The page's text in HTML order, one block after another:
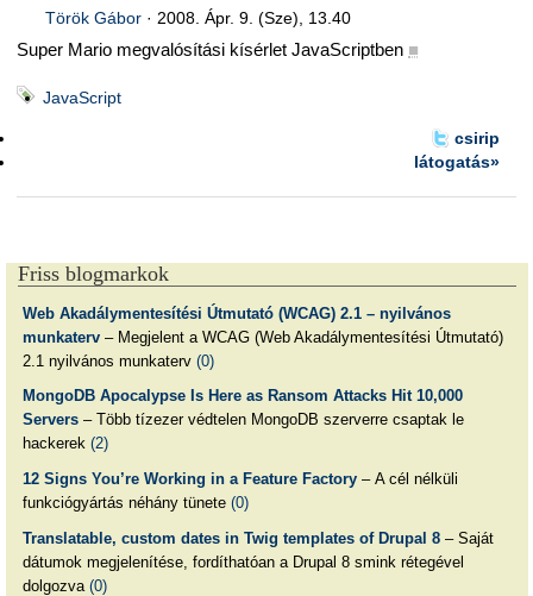
Török Gábor· 2008. Ápr. 9. (Sze), 13.40
Super Mario megvalósítási kísérlet JavaScriptben ■
JavaScript
csirip
látogatás»
Friss blogmarkok
Web Akadálymentesítési Útmutató (WCAG) 2.1 – nyilvános
munkaterv– Megjelent a WCAG (Web Akadálymentesítési Útmutató)
2.1 nyilvános munkaterv (0)
MongoDB Apocalypse Is Here as Ransom Attacks Hit 10,000
Servers– Több tízezer védtelen MongoDB szerverre csaptak le
hackerek (2)
12 Signs You’re Working in a Feature Factory– A cél nélküli
funkciógyártás néhány tünete (0)
Translatable, custom dates in Twig templates of Drupal 8– Saját
dátumok megjelenítése, fordíthatóan a Drupal 8 smink rétegével
dolgozva (0)